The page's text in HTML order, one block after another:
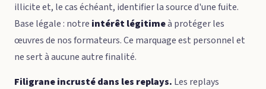
illicite et, le cas échéant, identifier la source d'une fuite.
Base légale : notre intérêt légitimeà protéger les
œuvres de nos formateurs. Ce marquage est personnel et
ne sert à aucune autre finalité.
Filigrane incrusté dans les replays. Les replays